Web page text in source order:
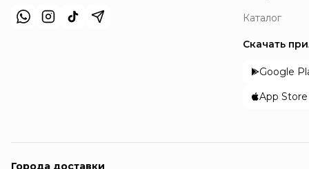
Каталог
Скачать
Google
App Store
Города доставки